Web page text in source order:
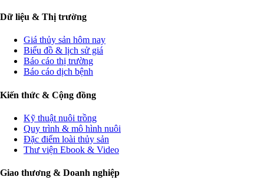
Dữ liệu & Thị trường
Giá thủy sản hôm nay
Biểu đồ & lịch sử giá
Báo cáo thị trường
Báo cáo dịch bệnh
Kiến thức & Cộng đồng
Kỹ thuật nuôi trồng
Quy trình & mô hình nuôi
Đặc điểm loài thủy sản
Thư viện Ebook & Video
Giao thương & Doanh nghiệp